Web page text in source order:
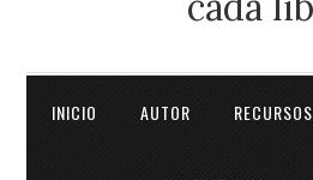
INICIO AUTOR RECURSOS